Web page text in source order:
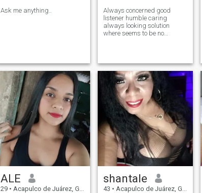
Ask me anything..
Always concerned good
listener humble caring
always looking solution
where seems to be no
ALE
29 • Acapulco de Juárez, Guerrero, Messico
shantale
43 • Acapulco de Juárez, Guerrero, Messico